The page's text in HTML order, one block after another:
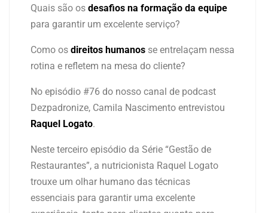
Quais são os desafios na formação da equipe
para garantir um excelente serviço?
Como os direitos humanos se entrelaçam nessa
rotina e refletem na mesa do cliente?
No episódio #76 do nosso canal de podcast
Dezpadronize, Camila Nascimento entrevistou
Raquel Logato.
Neste terceiro episódio da Série “Gestão de
Restaurantes”, a nutricionista Raquel Logato
trouxe um olhar humano das técnicas
essenciais para garantir uma excelente